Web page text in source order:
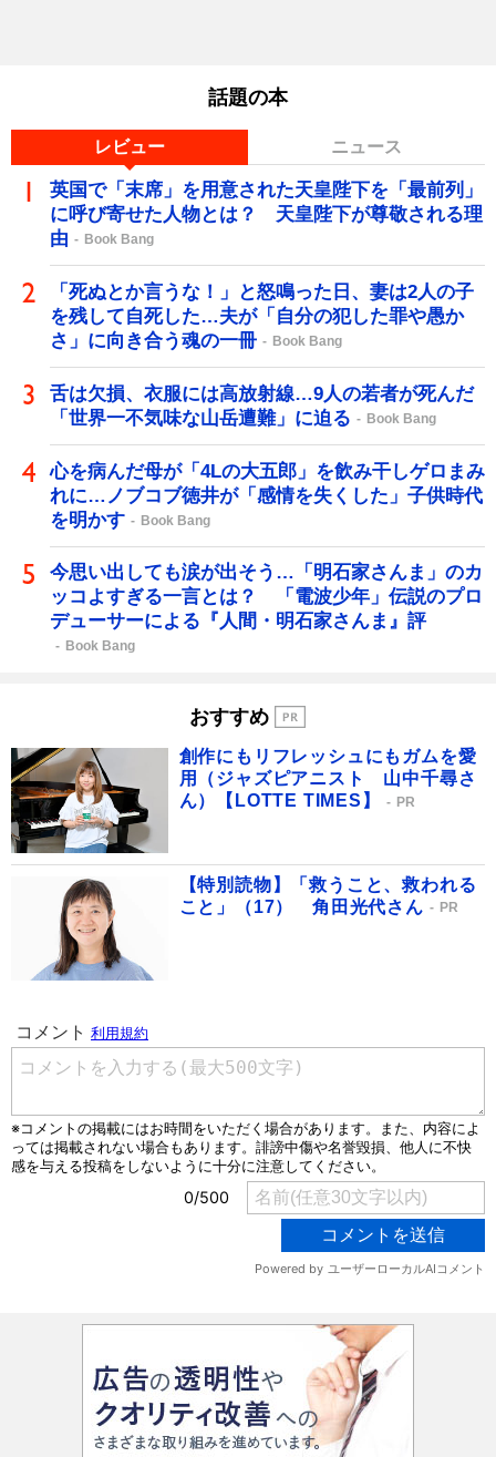
話題の本
レビュー ニュース
英国で「末席」を用意された天皇陛下を「最前列」
に呼び寄せた人物とは？ 天皇陛下が尊敬される理
由
Book Bang
「死ぬとか言うな！」と怒鳴った日、妻は2人の子
を残して自死した…夫が「自分の犯した罪や愚か
さ」に向き合う魂の一冊
Book Bang
舌は欠損、衣服には高放射線…9人の若者が死んだ
「世界一不気味な山岳遭難」に迫る
Book Bang
心を病んだ母が「4Lの大五郎」を飲み干しゲロまみ
れに…ノブコブ徳井が「感情を失くした」子供時代
を明かす
Book Bang
今思い出しても涙が出そう…「明石家さんま」のカ
ッコよすぎる一言とは？ 「電波少年」伝説のプロ
デューサーによる『人間・明石家さんま』評
Book Bang
おすすめ
創作にもリフレッシュにもガムを愛
用（ジャズピアニスト 山中千尋さ
ん）【LOTTE TIMES】
PR
【特別読物】「救うこと、救われる
こと」（17） 角田光代さん
PR